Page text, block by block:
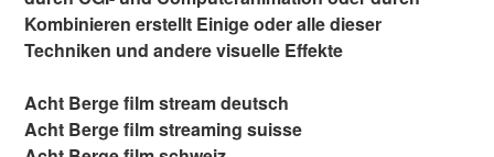
Kombinieren erstellt Einige oder alle dieser
Techniken und andere visuelle Effekte
Acht Berge film stream deutsch
Acht Berge film streaming suisse